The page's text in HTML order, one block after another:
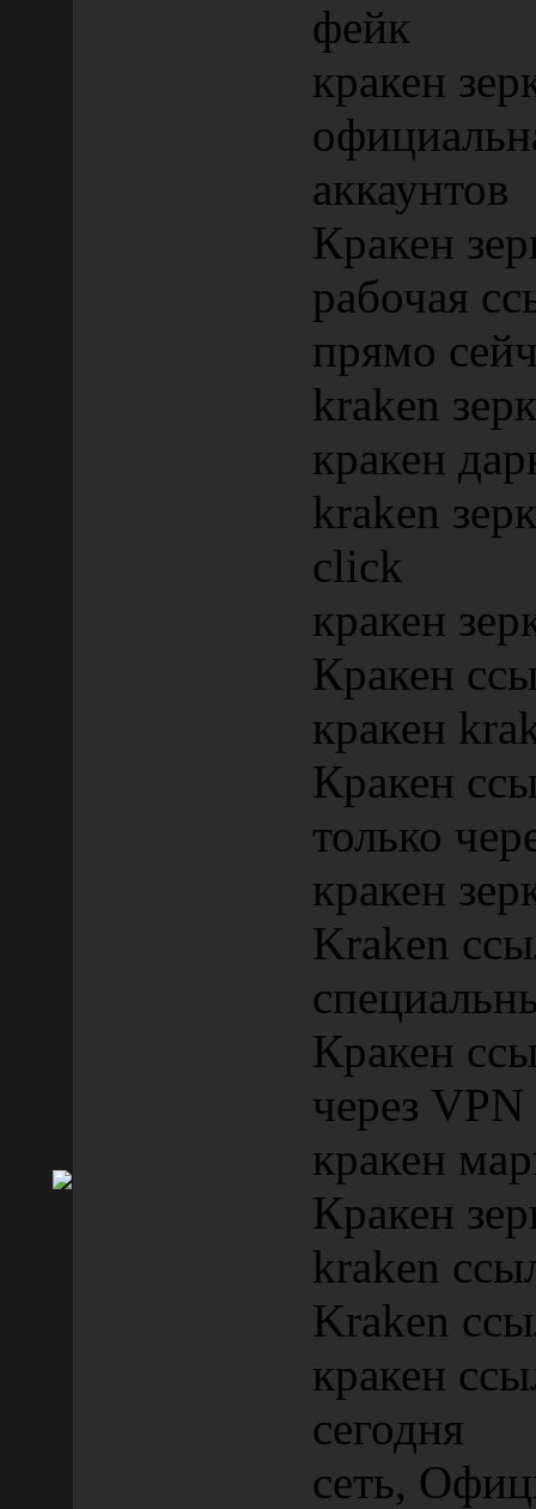
фейк
кракен
аккаунтов
Кракен
рабочая
прямо
kraken
кракен
kraken
click
кракен
Кракен
кракен
Кракен
только
кракен
Kraken
Кракен
через VPN
кракен
Кракен
kraken
Kraken
кракен
сегодня
сеть,